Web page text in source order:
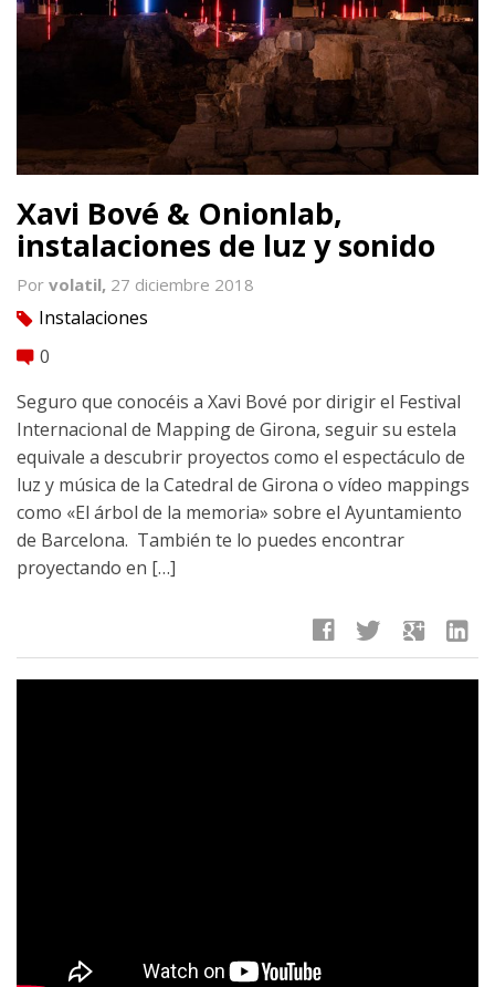
Xavi Bové & Onionlab,
instalaciones de luz y sonido
Por volatil, 27 diciembre 2018
tag Instalaciones
comment 0
Seguro que conocéis a Xavi Bové por dirigir el Festival
Internacional de Mapping de Girona, seguir su estela
equivale a descubrir proyectos como el espectáculo de
luz y música de la Catedral de Girona o vídeo mappings
como «El árbol de la memoria» sobre el Ayuntamiento
de Barcelona. También te lo puedes encontrar
proyectando en […]
facebook twitter google linkedin